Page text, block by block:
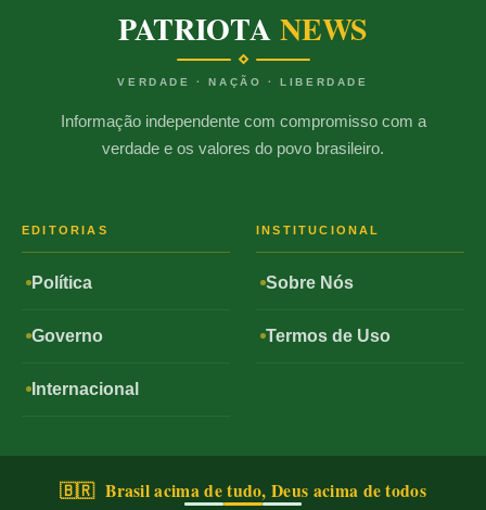
PATRIOTANEWS
VERDADE · NAÇÃO · LIBERDADE
Informação independente com compromisso com a
verdade e os valores do povo brasileiro.
EDITORIAS
Política
Governo
Internacional
INSTITUCIONAL
Sobre Nós
Termos de Uso
🇧🇷 Brasil acima de tudo, Deus acima de todos